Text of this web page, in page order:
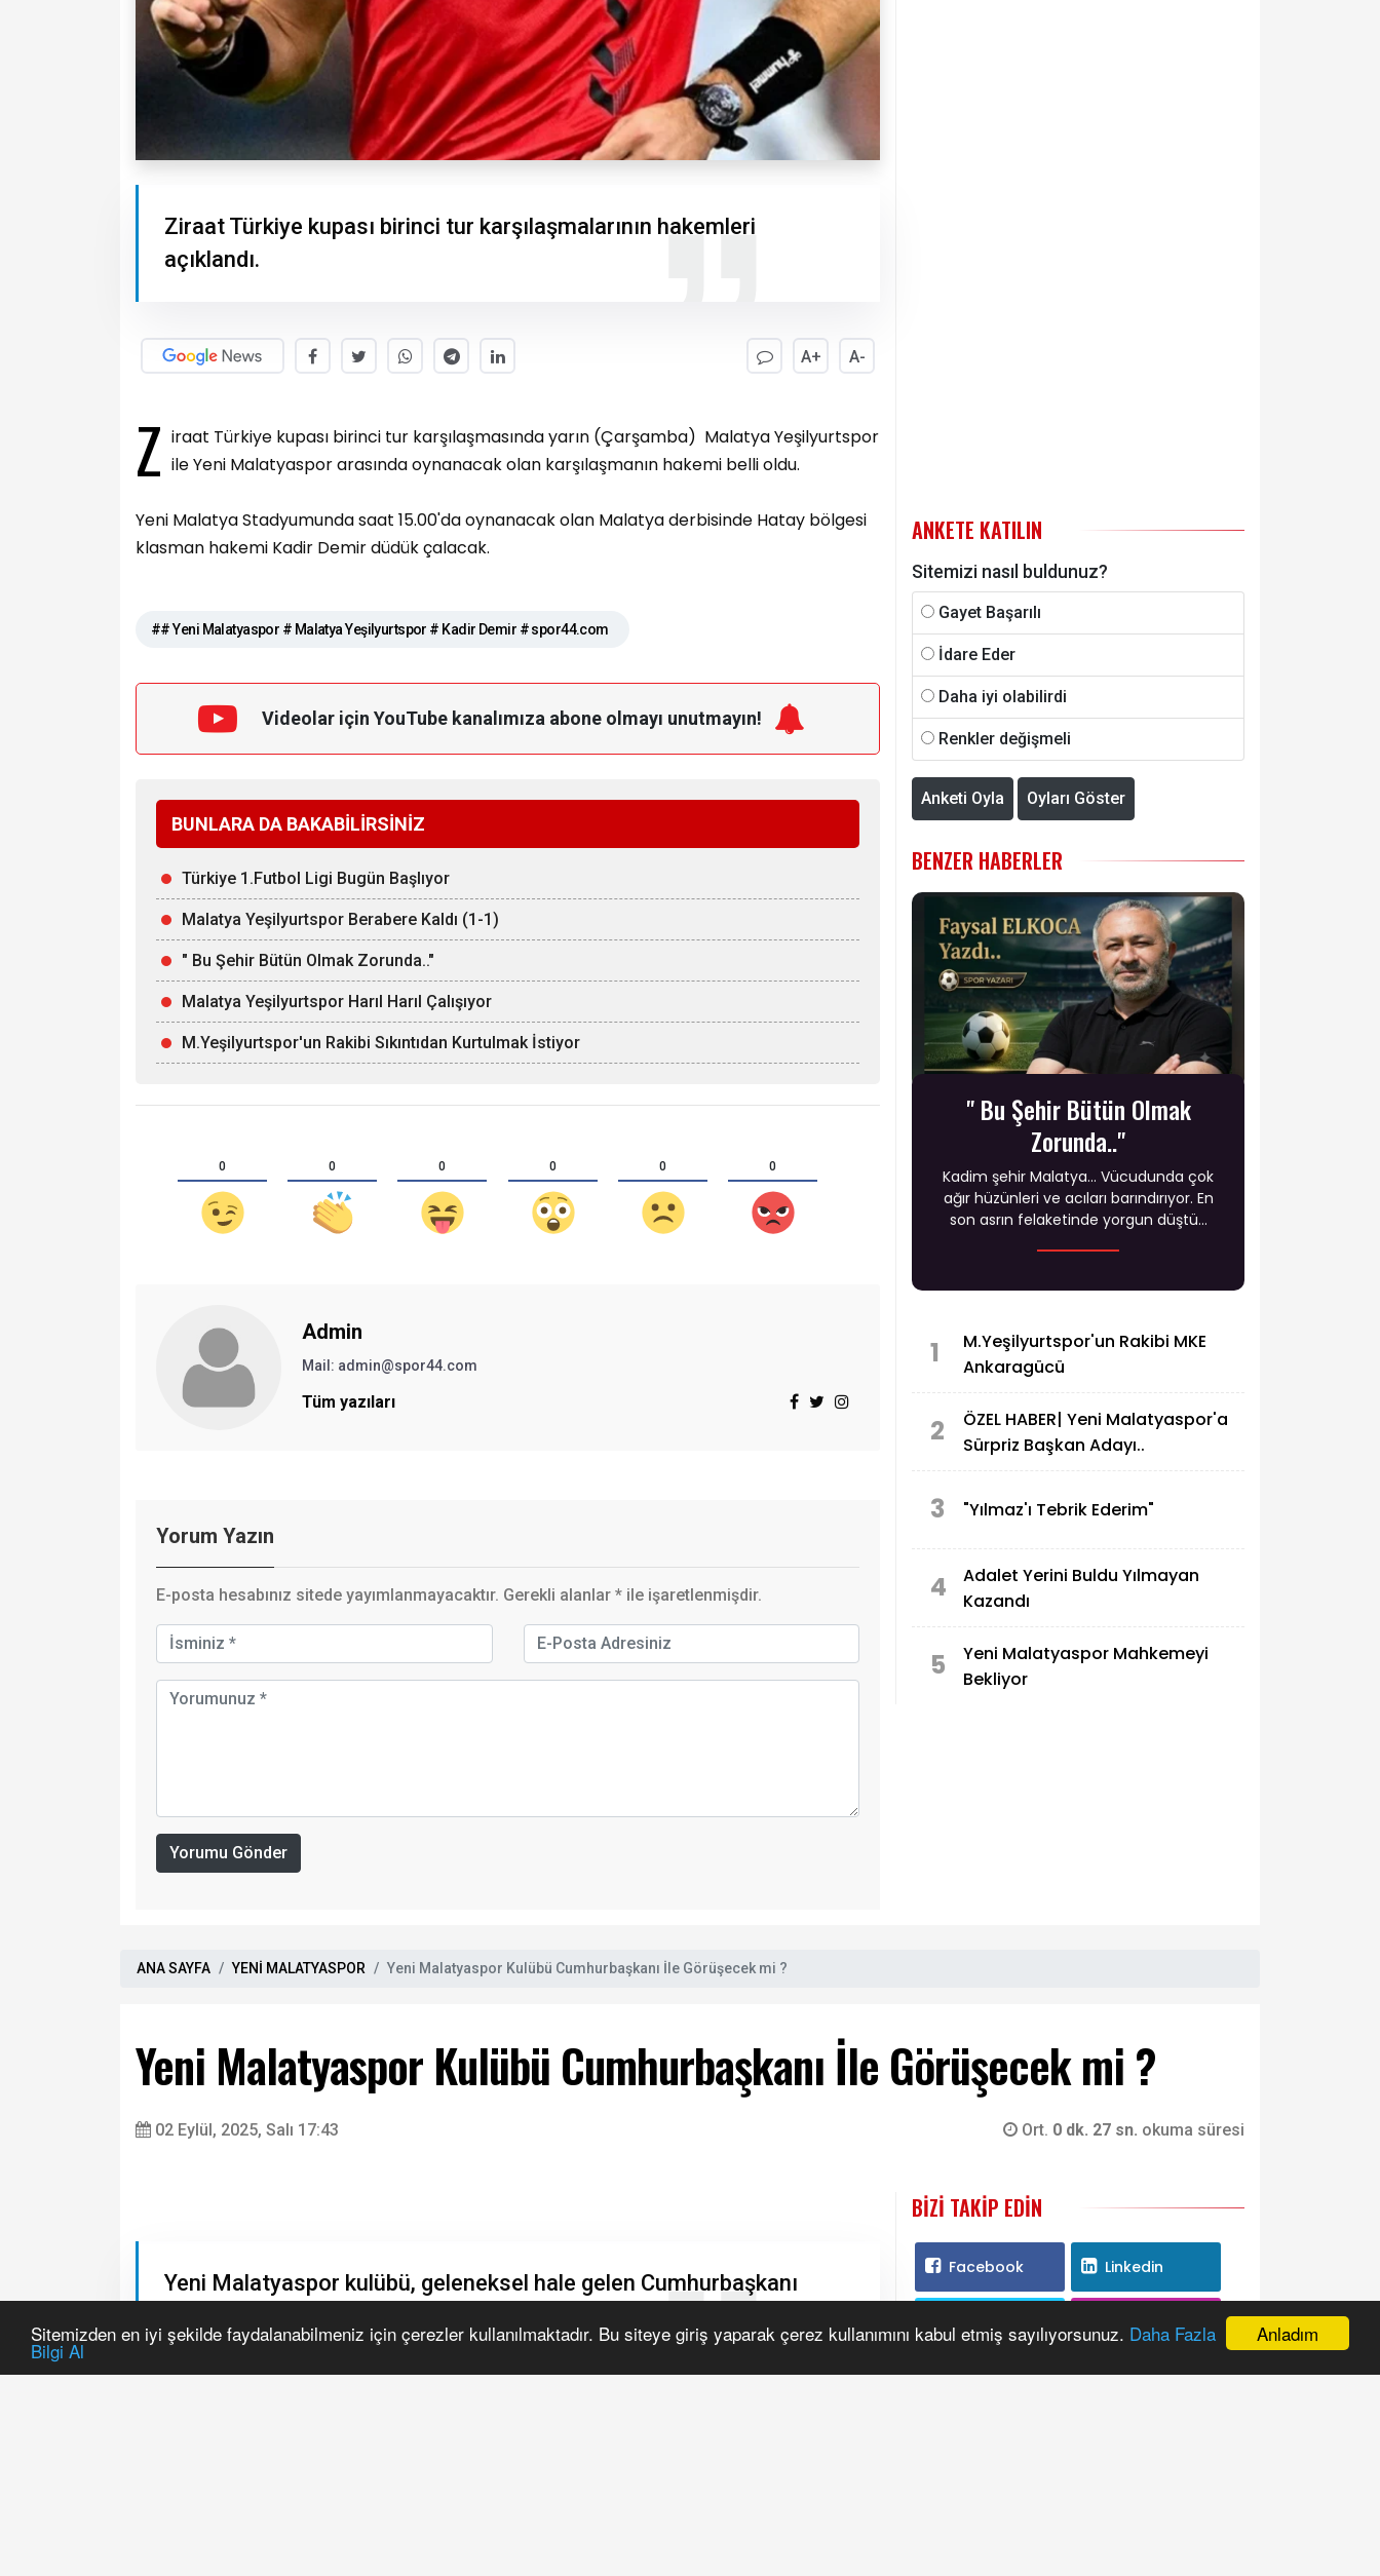
Anladım
Sitemizden en iyi şekilde faydalanabilmeniz için çerezler kullanılmaktadır. Bu siteye giriş yaparak çerez kullanımını kabul etmiş sayılıyorsunuz. Daha Fazla
Bilgi Al
Ziraat Türkiye kupası birinci tur karşılaşmalarının hakemleri
açıklandı.
A+ A-
Z iraat Türkiye kupası birinci tur karşılaşmasında yarın (Çarşamba) Malatya Yeşilyurtspor
ile Yeni Malatyaspor arasında oynanacak olan karşılaşmanın hakemi belli oldu.
Yeni Malatya Stadyumunda saat 15.00'da oynanacak olan Malatya derbisinde Hatay bölgesi
klasman hakemi Kadir Demir düdük çalacak.
## Yeni Malatyaspor # Malatya Yeşilyurtspor # Kadir Demir # spor44.com
Videolar için YouTube kanalımıza abone olmayı unutmayın!
BUNLARA DA BAKABİLİRSİNİZ
Türkiye 1.Futbol Ligi Bugün Başlıyor
Malatya Yeşilyurtspor Berabere Kaldı (1-1)
" Bu Şehir Bütün Olmak Zorunda.."
Malatya Yeşilyurtspor Harıl Harıl Çalışıyor
M.Yeşilyurtspor'un Rakibi Sıkıntıdan Kurtulmak İstiyor
0 0 0 0 0 0
Admin
Mail: admin@spor44.com
Tüm yazıları
Yorum Yazın
E-posta hesabınız sitede yayımlanmayacaktır. Gerekli alanlar * ile işaretlenmişdir.
Yorumu Gönder
ANKETE KATILIN
Sitemizi nasıl buldunuz?
Gayet Başarılı
İdare Eder
Daha iyi olabilirdi
Renkler değişmeli
Anketi Oyla Oyları Göster
BENZER HABERLER
" Bu Şehir Bütün Olmak
Zorunda.."
​Kadim şehir Malatya... Vücudunda çok
ağır hüzünleri ve acıları barındırıyor. En
son asrın felaketinde yorgun düştü...
1
M.Yeşilyurtspor'un Rakibi MKE
Ankaragücü
2
ÖZEL HABER| Yeni Malatyaspor'a
Sürpriz Başkan Adayı..
3 "Yılmaz'ı Tebrik Ederim"
4
Adalet Yerini Buldu Yılmayan
Kazandı
5
Yeni Malatyaspor Mahkemeyi
Bekliyor
ANA SAYFA YENİ MALATYASPOR Yeni Malatyaspor Kulübü Cumhurbaşkanı İle Görüşecek mi ?
Yeni Malatyaspor Kulübü Cumhurbaşkanı İle Görüşecek mi ?
02 Eylül, 2025, Salı 17:43 Ort. 0 dk. 27 sn. okuma süresi
BIZI TAKIP EDIN
Facebook Linkedin
Youtube RSS